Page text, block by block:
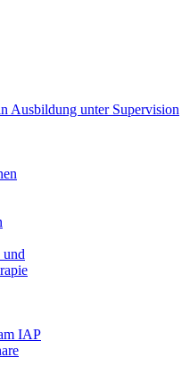
Ausbildung unter Supervision
IAP